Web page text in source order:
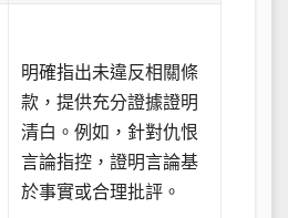
明確指出未違反相關條
款，提供充分證據證明
清白。例如，針對仇恨
言論指控，證明言論基
於事實或合理批評。